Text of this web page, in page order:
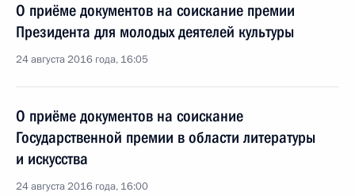
О приёме документов на соискание премии
Президента для молодых деятелей культуры
24 августа 2016 года, 16:05
О приёме документов на соискание
Государственной премии в области литературы
и искусства
24 августа 2016 года, 16:00